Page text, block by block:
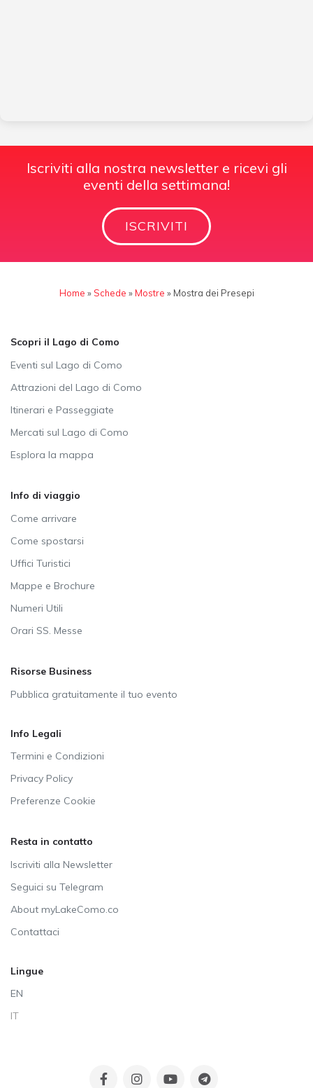
Iscriviti alla nostra newsletter e ricevi gli
eventi della settimana!
ISCRIVITI
Home »Schede »Mostre » Mostra dei Presepi
Scopri il Lago di Como
Eventi sul Lago di Como
Attrazioni del Lago di Como
Itinerari e Passeggiate
Mercati sul Lago di Como
Esplora la mappa
Info di viaggio
Come arrivare
Come spostarsi
Uffici Turistici
Mappe e Brochure
Numeri Utili
Orari SS. Messe
Risorse Business
Pubblica gratuitamente il tuo evento
Info Legali
Termini e Condizioni
Privacy Policy
Preferenze Cookie
Resta in contatto
Iscriviti alla Newsletter
Seguici su Telegram
About myLakeComo.co
Contattaci
Lingue
EN
IT